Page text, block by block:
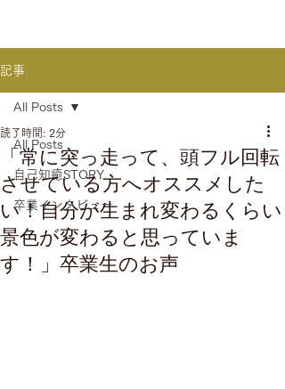
記事
All Posts
自己知癒STORY
卒業インタビュー
All Posts
「常に突っ走って、頭フル回転
させている方へオススメした
い！自分が生まれ変わるくらい
景色が変わると思っていま
す！」卒業生のお声
読了時間: 2分